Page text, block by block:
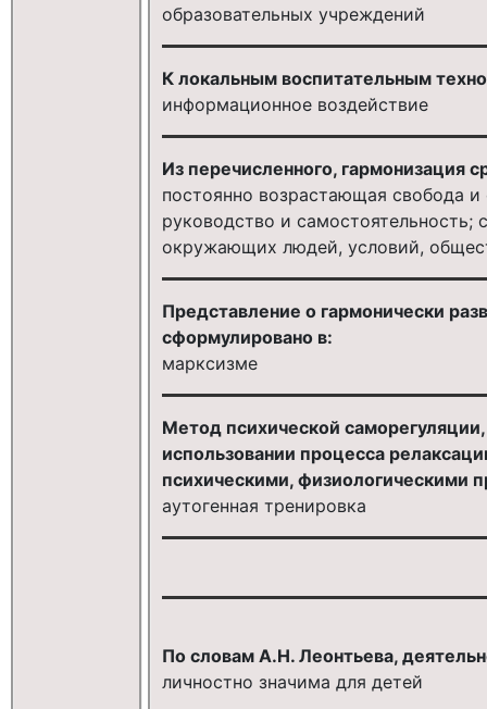
образовательных учреждений
К локальным воспитательным
информационное воздействие
Из перечисленного, гармонизация
постоянно возрастающая свобода и
руководство и
окружающих людей, условий,
Представление о гармонически
сформулировано в:
марксизме
Метод психической
использовании процесса
психическими, физиологическими
аутогенная тренировка
По словам А.Н. Леонтьева,
личностно значима для детей